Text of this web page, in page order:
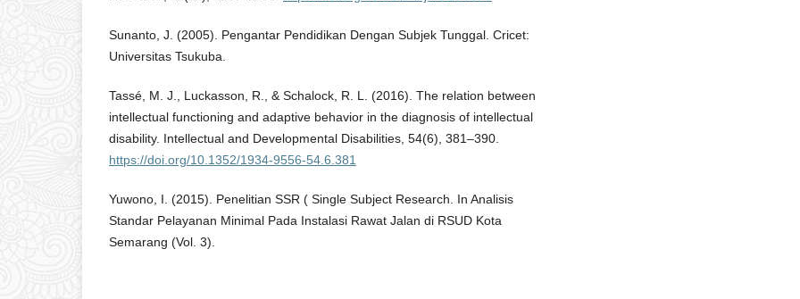
Sunanto, J. (2005). Pengantar Pendidikan Dengan Subjek Tunggal. Cricet:
Universitas Tsukuba.
Tassé, M. J., Luckasson, R., & Schalock, R. L. (2016). The relation between
intellectual functioning and adaptive behavior in the diagnosis of intellectual
disability. Intellectual and Developmental Disabilities, 54(6), 381–390.
https://doi.org/10.1352/1934-9556-54.6.381
Yuwono, I. (2015). Penelitian SSR ( Single Subject Research. In Analisis
Standar Pelayanan Minimal Pada Instalasi Rawat Jalan di RSUD Kota
Semarang (Vol. 3).